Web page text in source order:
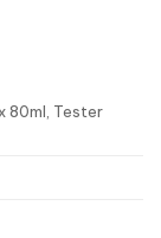
mạng xã hội,
80ml, Tester